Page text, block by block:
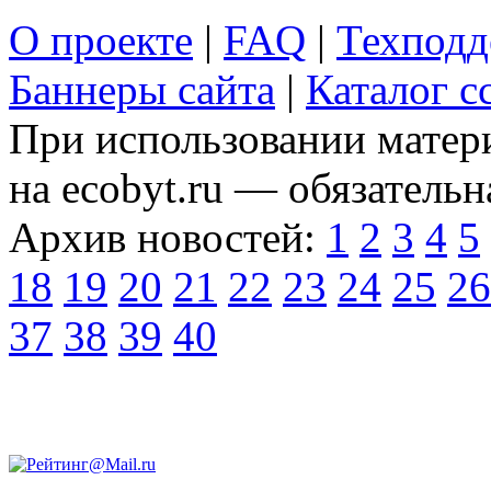
О проекте | FAQ |
Баннеры сайта | Каталог
При использовании
на ecobyt.ru —
Архив новостей: 1 2 3 4 5
18 19 20 21 22 23 24 25 26
37 38 39 40